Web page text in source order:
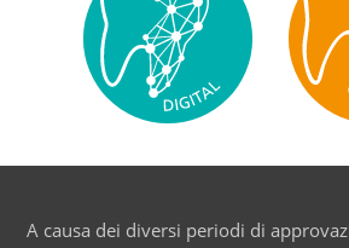
A causa dei diversi periodi di